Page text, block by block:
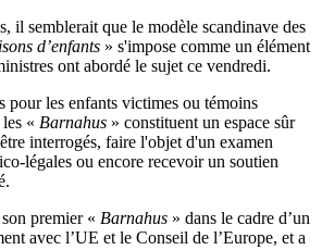
il semblerait que le modèle scandinave des
d’enfants » s'impose comme un élément
ont abordé le sujet ce vendredi.
pour les enfants victimes ou témoins
« Barnahus » constituent un espace sûr
interrogés, faire l'objet d'un examen
légales ou encore recevoir un soutien
premier « Barnahus » dans le cadre d’un
avec l’UE et le Conseil de l’Europe, et a